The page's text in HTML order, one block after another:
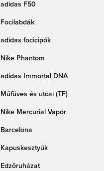
adidas F50
Focilabdák
adidas focicipők
Nike Phantom
adidas Immortal DNA
Műfüves és utcai (TF)
Nike Mercurial Vapor
Barcelona
Kapuskesztyűk
Edzőruházat